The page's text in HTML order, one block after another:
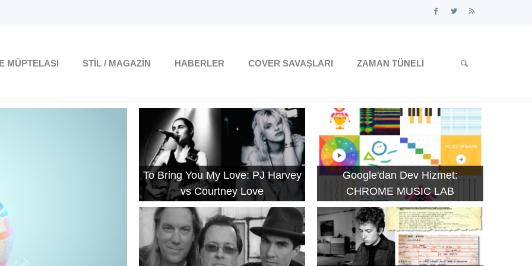
MÜPTELASI STIL / MAGAZIN HABERLER COVER SAVAŞLARI ZAMAN TÜNELI
To Bring You My Love: PJ Harvey
vs Courtney Love
Google'dan Dev Hizmet:
CHROME MUSIC LAB